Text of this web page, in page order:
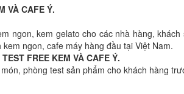
VÀ CAFE Ý.
ngon, kem gelato cho các nhà hàng,
ngon, cafe máy hàng đầu tại Việt Nam.
FREE KEM VÀ CAFE Ý.
phòng test sản phẩm cho khách hàng